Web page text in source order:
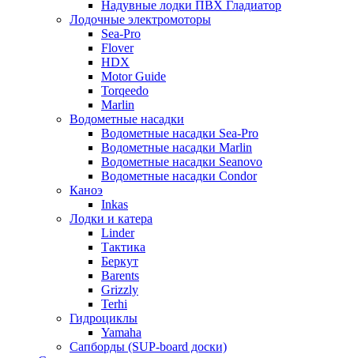
Надувные лодки ПВХ Гладиатор
Лодочные электромоторы
Sea-Pro
Flover
HDX
Motor Guide
Torqeedo
Marlin
Водометные насадки
Водометные насадки Sea-Pro
Водометные насадки Marlin
Водометные насадки Seanovo
Водометные насадки Condor
Каноэ
Inkas
Лодки и катера
Linder
Тактика
Беркут
Barents
Grizzly
Terhi
Гидроциклы
Yamaha
Сапборды (SUP-board доски)